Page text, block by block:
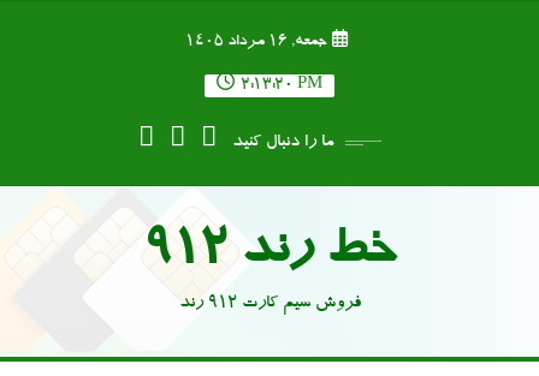
جمعه, ۱۶ مرداد ۱۴۰۵
2:13:21 PM
ما را دنبال کنید
خط رند 912
فروش سیم کارت 912 رند